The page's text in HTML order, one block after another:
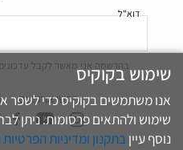
דוא"ל
בהרשמה אני מאשר לקבל
חפשו אותנו גם
שימוש בקוקיס
אנו משתמשים בקוקיס כדי לשפר
שימוש ולהתאים פרסומות. ניתן
נוסף עייןבתקנון ומדיניות